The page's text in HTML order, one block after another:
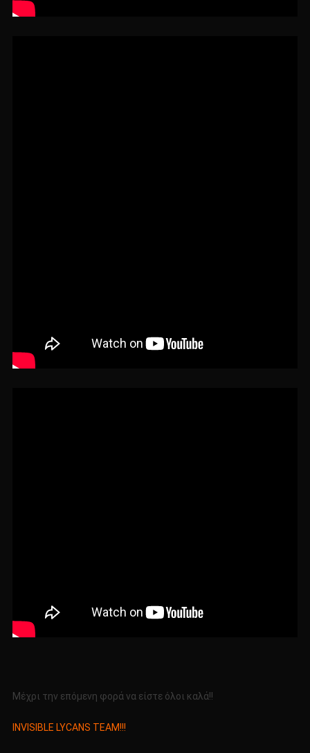
Μέχρι την επόμενη φορά να είστε όλοι καλά!!
INVISIBLE LYCANS TEAM!!!